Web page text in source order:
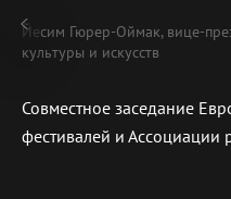
Йеcим Гюрер-Оймак, вице-
культуры и искусств
Совместное заседание
фестивалей и Ассоциации